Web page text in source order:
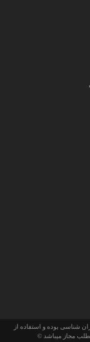
شناسی بوده و استفاده از
مجاز میباشد ©